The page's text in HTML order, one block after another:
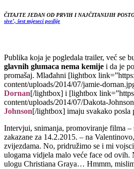
ČITAJTE JEDAN OD PRVIH I NAJČITANIJIH
sive’, šest mjeseci poslije
Publika koja je pogledala trailer, već se
glavnih glumaca nema kemije i da je
promašaj. Mlađahni [lightbox
content/uploads/2014/07/jamie-
Dornan[/lightbox] i [lightbox
content/uploads/2014/07/Dakota-
Johnson[/lightbox] imaju svakako posla
Intervjui, snimanja, promoviranje filma –
zakazane za 14.2.2015. – na
zvijezdama. No, pridružimo se i mi
ulogama vidjela malo veće face od
ulogu Christiana Graya… Hmmm,